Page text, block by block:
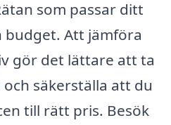
som passar ditt
Att jämföra
gör det lättare att ta
säkerställa att du
till rätt pris. Besök